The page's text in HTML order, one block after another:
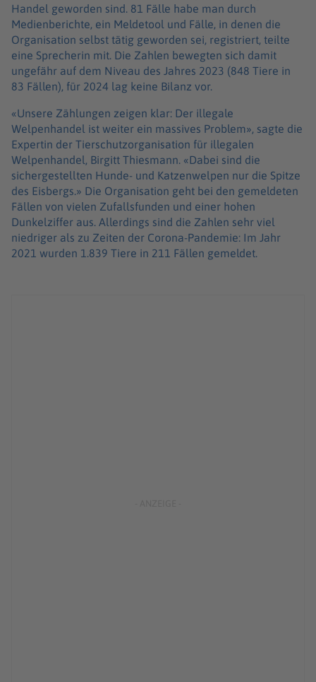
Handel geworden sind. 81 Fälle habe man durch
Medienberichte, ein Meldetool und Fälle, in denen die
Organisation selbst tätig geworden sei, registriert, teilte
eine Sprecherin mit. Die Zahlen bewegten sich damit
ungefähr auf dem Niveau des Jahres 2023 (848 Tiere in
83 Fällen), für 2024 lag keine Bilanz vor.
«Unsere Zählungen zeigen klar: Der illegale
Welpenhandel ist weiter ein massives Problem», sagte die
Expertin der Tierschutzorganisation für illegalen
Welpenhandel, Birgitt Thiesmann. «Dabei sind die
sichergestellten Hunde- und Katzenwelpen nur die Spitze
des Eisbergs.» Die Organisation geht bei den gemeldeten
Fällen von vielen Zufallsfunden und einer hohen
Dunkelziffer aus. Allerdings sind die Zahlen sehr viel
niedriger als zu Zeiten der Corona-Pandemie: Im Jahr
2021 wurden 1.839 Tiere in 211 Fällen gemeldet.